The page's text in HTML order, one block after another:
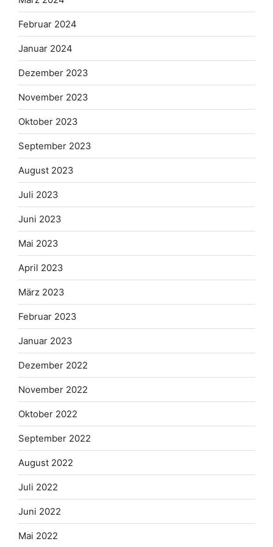
Februar 2024
Januar 2024
Dezember 2023
November 2023
Oktober 2023
September 2023
August 2023
Juli 2023
Juni 2023
Mai 2023
April 2023
März 2023
Februar 2023
Januar 2023
Dezember 2022
November 2022
Oktober 2022
September 2022
August 2022
Juli 2022
Juni 2022
Mai 2022